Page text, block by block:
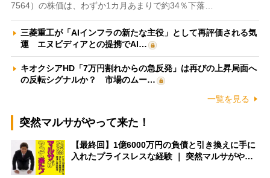
7564）の株価は、わずか1カ月あまりで約34％下落…
三菱重工が「AIインフラの新たな主役」として再評価される気
運 エヌビディアとの提携でAI…
キオクシアHD「7万円割れからの急反発」は再びの上昇局面へ
の反転シグナルか？ 市場のムー…
一覧を見る
突然マルサがやって来た！
【最終回】1億6000万円の負債と引き換えに手に
入れたプライスレスな経験 ｜ 突然マルサがや…